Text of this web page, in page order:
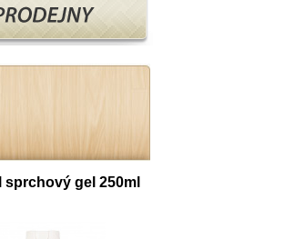
sprchový gel 250ml